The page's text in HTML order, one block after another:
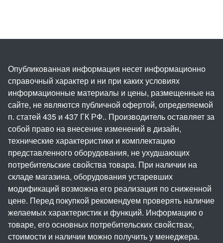
Опубликованная информация несет информационно
справочный характер и ни при каких условиях
информационные материалы и цены, размещенные на
сайте, не являются публичной офертой, определяемой
п. статей 435 и 437 ГК РФ.. Производитель оставляет за
собой право на внесение изменений в дизайн,
технические характеристики и комплектацию
представленного оборудования, не ухудшающих
потребительские свойства товара. При наличии на
складе магазина, оборудования устаревших
модификаций возможна его реализация по сниженной
цене. Перед покупкой рекомендуем проверять наличие
желаемых характеристик и функций. Информацию о
товаре, его основных потребительских свойствах,
стоимости и наличии можно получить у менеджера.